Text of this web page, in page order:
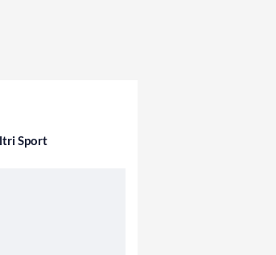
Sport